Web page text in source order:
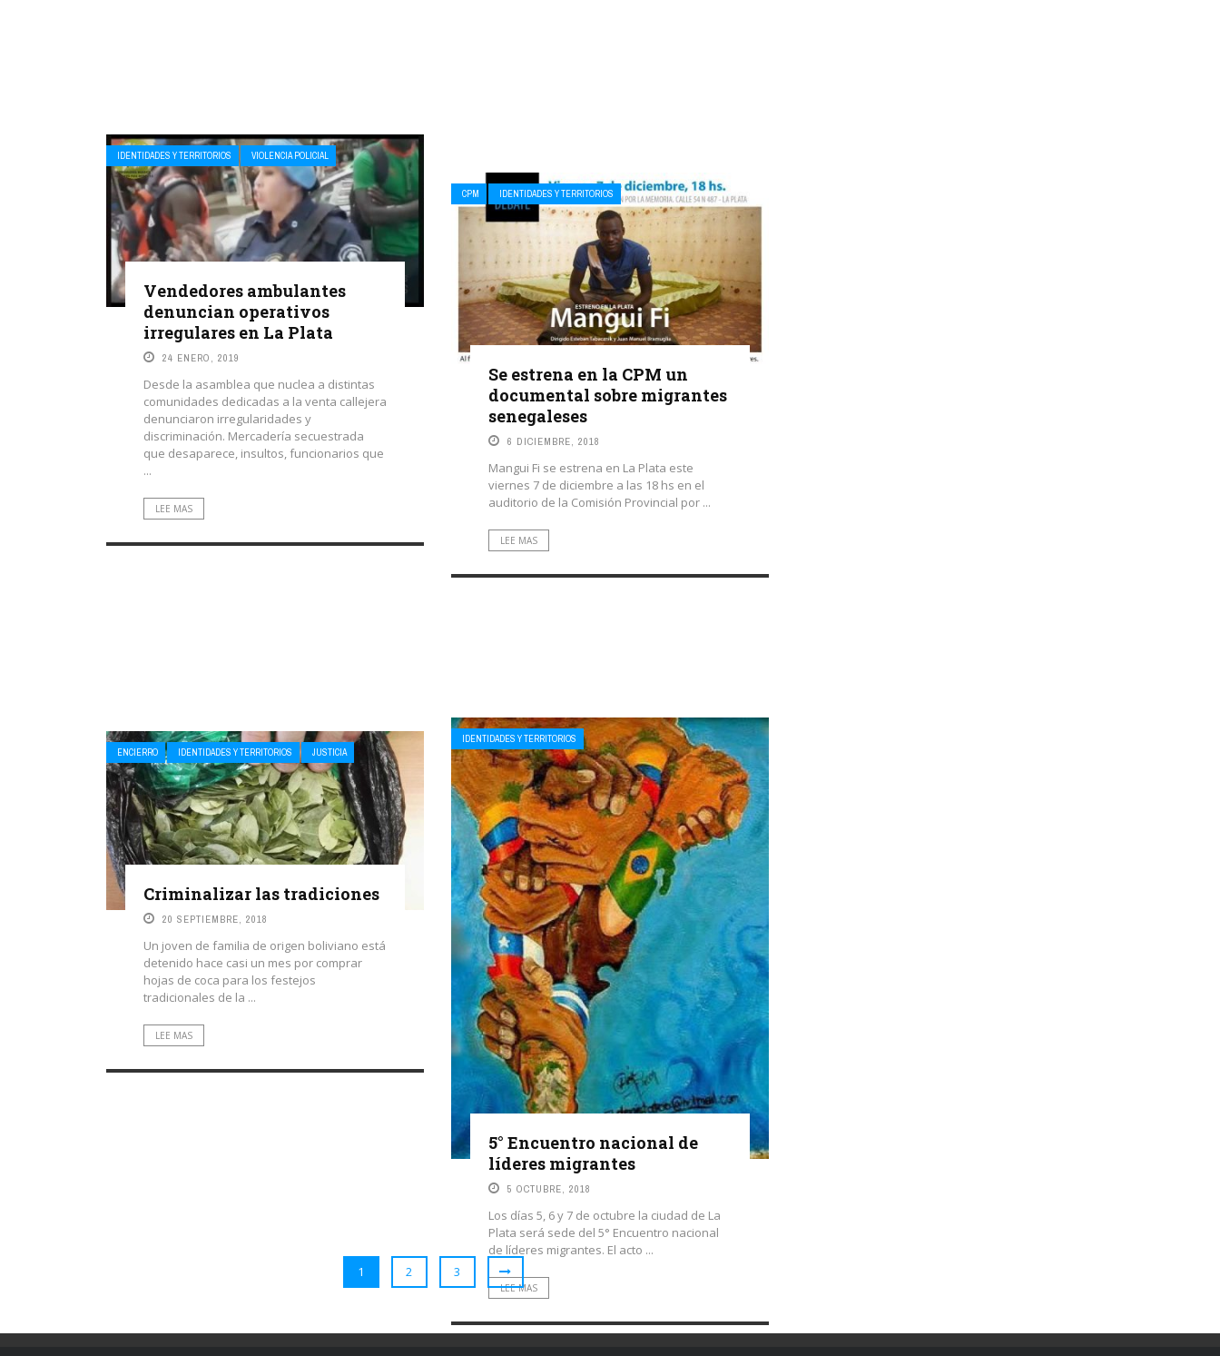
IDENTIDADES Y TERRITORIOS VIOLENCIA POLICIAL
Vendedores ambulantes
denuncian operativos
irregulares en La Plata
24 ENERO, 2019
Desde la asamblea que nuclea a distintas
comunidades dedicadas a la venta callejera
denunciaron irregularidades y
discriminación. Mercadería secuestrada
que desaparece, insultos, funcionarios que
...
LEE MAS
CPM IDENTIDADES Y TERRITORIOS
Se estrena en la CPM un
documental sobre migrantes
senegaleses
6 DICIEMBRE, 2018
Mangui Fi se estrena en La Plata este
viernes 7 de diciembre a las 18 hs en el
auditorio de la Comisión Provincial por ...
LEE MAS
IDENTIDADES Y TERRITORIOS
5° Encuentro nacional de
líderes migrantes
5 OCTUBRE, 2018
Los días 5, 6 y 7 de octubre la ciudad de La
Plata será sede del 5° Encuentro nacional
de líderes migrantes. El acto ...
LEE MAS
ENCIERRO IDENTIDADES Y TERRITORIOS JUSTICIA
Criminalizar las tradiciones
20 SEPTIEMBRE, 2018
Un joven de familia de origen boliviano está
detenido hace casi un mes por comprar
hojas de coca para los festejos
tradicionales de la ...
LEE MAS
1 2 3